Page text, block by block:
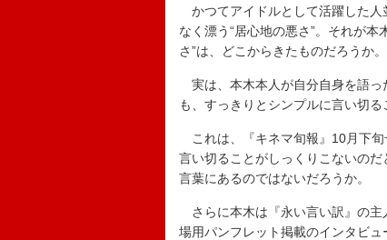
かつてアイドルとして活躍した人
なく漂う“居心地の悪さ”。それが
さ”は、どこからきたものだろうか。
実は、本木本人が自分自身を語っ
も、すっきりとシンプルに言い切る
これは、『キネマ旬報』10月下旬
言い切ることがしっくりこないの
言葉にあるのではないだろうか。
さらに本木は『永い言い訳』の主
場用パンフレット掲載のインタビ